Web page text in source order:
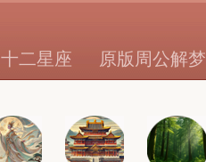
十二星座 原版周公解梦